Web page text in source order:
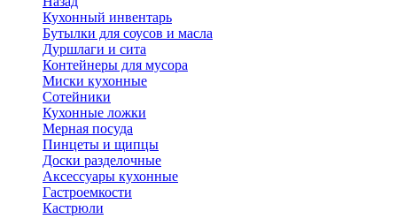
Кухонный инвентарь
Бутылки для соусов и масла
Дуршлаги и сита
Контейнеры для мусора
Миски кухонные
Сотейники
Кухонные ложки
Мерная посуда
Пинцеты и щипцы
Доски разделочные
Аксессуары кухонные
Гастроемкости
Кастрюли